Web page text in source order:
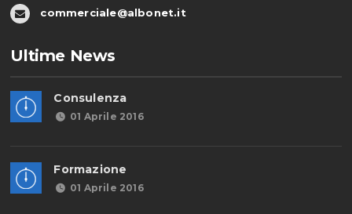
commerciale@albonet.it
Ultime News
Consulenza
01 Aprile 2016
Formazione
01 Aprile 2016